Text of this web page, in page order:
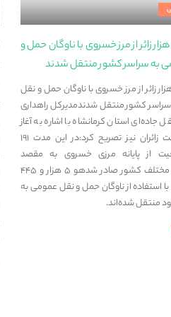
بیش از ۵ هزار زائر از مرز خسروی با ناوگان حمل‌ و
به سراسر کشور منتقل شدند
از ۵ هزار زائر از مرز خسروی با ناوگان حمل‌ و نقل
کشور منتقل شدندمدیرکل راهداری
جاده‌ای استان کرمانشاه با اشاره به آغاز
موج بازگشت زائران نیز تصریح کرد:در این مدت ۱۹۱
از پایانه مرزی خسروی به مقصد
استان‌های مختلف کشور صادر شدهو ۵ هزار و ۴۴۵
با استفاده از ناوگان حمل‌ و نقل عمومی به
منتقل شده‌اند.